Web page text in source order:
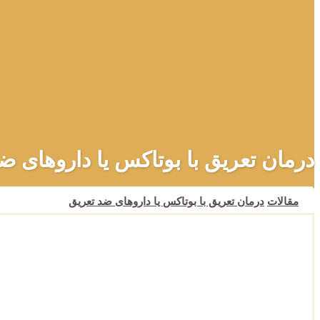
درمان تعریق با بوتاکس یا داروهای
مقالات درمان تعریق با بوتاکس یا داروهای ضد تعریق